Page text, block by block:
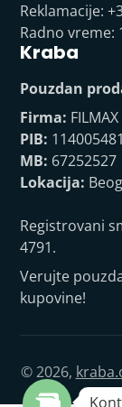
Reklamacije:
Radno vreme:
Kraba
Pouzdan
Firma:
PIB: 114005481
MB: 67252527
Lokacija:
Registrovani
4791.
Verujte
kupovine!
© 2026,